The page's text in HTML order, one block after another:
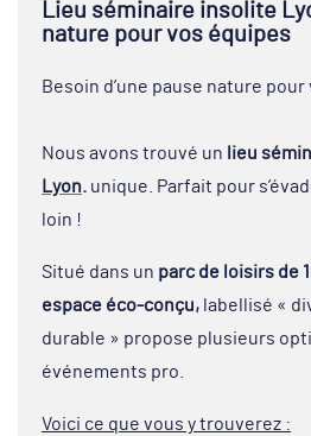
Lieu séminaire insolite
nature pour vos équipes
Besoin d’une pause nature pour
Nous avons trouvé un lieu
Lyon. unique. Parfait pour
loin !
Situé dans un parc de loisirs de
espace éco-conçu, labellisé «
durable » propose plusieurs
événements pro.
Voici ce que vous y trouverez :